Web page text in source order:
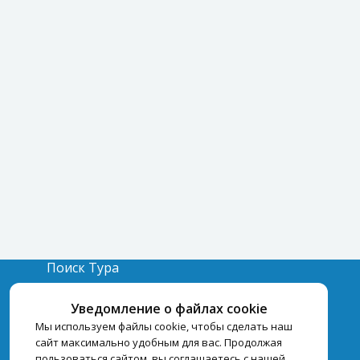
Уведомление о файлах cookie
Мы используем файлы cookie, чтобы сделать наш
сайт максимально удобным для вас. Продолжая
Поиск Тура
Отели